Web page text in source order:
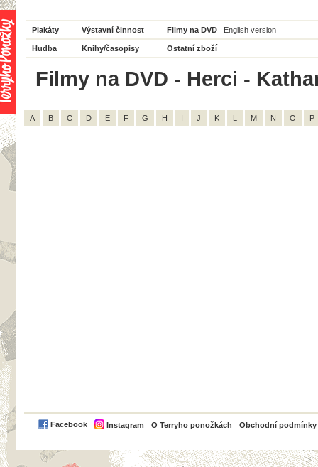
Plakáty Výstavní činnost Filmy na DVD English version
Hudba Knihy/časopisy Ostatní zboží
Filmy na DVD - Herci -
A B C D E F G H I J K L M N O P
Facebook Instagram O Terryho ponožkách Obchodní podmínky
PayPal